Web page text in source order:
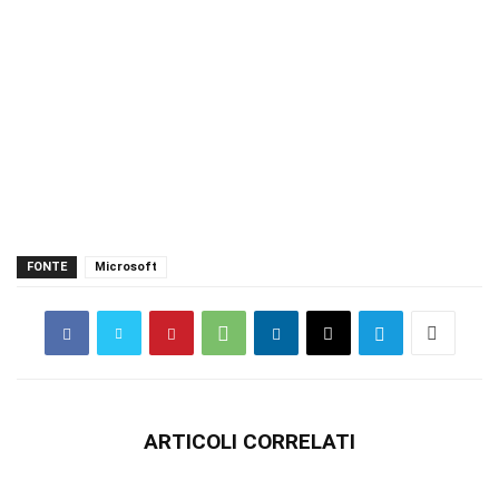
FONTE Microsoft
ARTICOLI CORRELATI